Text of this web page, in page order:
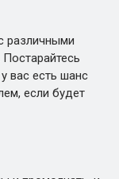
различными
вас есть шанс
если будет